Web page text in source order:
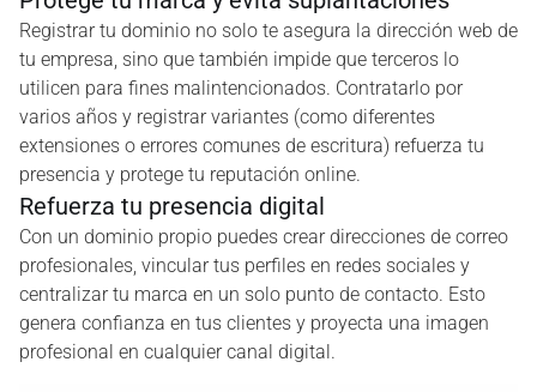
Registrar tu dominio no solo te asegura la dirección web de
tu empresa, sino que también impide que terceros lo
utilicen para fines malintencionados. Contratarlo por
varios años y registrar variantes (como diferentes
extensiones o errores comunes de escritura) refuerza tu
presencia y protege tu reputación online.
Refuerza tu presencia digital
Con un dominio propio puedes crear direcciones de correo
profesionales, vincular tus perfiles en redes sociales y
centralizar tu marca en un solo punto de contacto. Esto
genera confianza en tus clientes y proyecta una imagen
profesional en cualquier canal digital.